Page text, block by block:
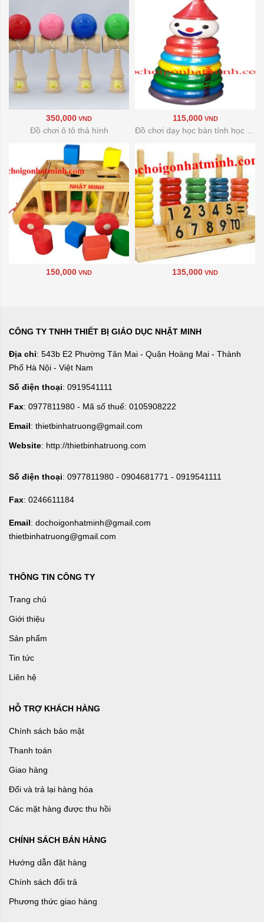
350,000 VND 115,000 VND
Đồ chơi ô tô thả hình
150,000 VND 135,000 VND
CÔNG TY TNHH THIẾT BỊ GIÁO DỤC NHẬT MINH
Địa chỉ: 543b E2 Phường Tân Mai - Quận Hoàng Mai - Thành
Phố Hà Nội - Việt Nam
Số điện thoại: 0919541111
Fax: 0977811980 - Mã số thuế: 0105908222
Email: thietbinhatruong@gmail.com
Website: http://thietbinhatruong.com
Số điện thoại: 0977811980 - 0904681771 - 0919541111
Fax: 0246611184
Email: dochoigonhatminh@gmail.com
thietbinhatruong@gmail.com
THÔNG TIN CÔNG TY
Trang chủ
Giới thiệu
Sản phẩm
Tin tức
Liên hệ
HỖ TRỢ KHÁCH HÀNG
Chính sách bảo mật
Thanh toán
Giao hàng
Đổi và trả lại hàng hóa
Các mặt hàng được thu hồi
CHÍNH SÁCH BÁN HÀNG
Hướng dẫn đặt hàng
Chính sách đổi trả
Phương thức giao hàng